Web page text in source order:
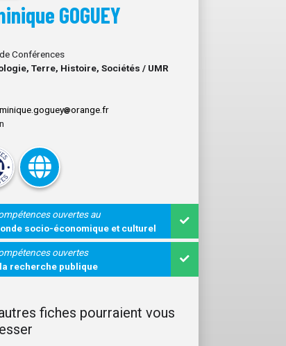
GOGUEY
Conférences
Terre, Histoire, Sociétés / UMR
orange.fr
ouvertes au
socio-économique et culturel
ouvertes
recherche publique
fiches pourraient vous